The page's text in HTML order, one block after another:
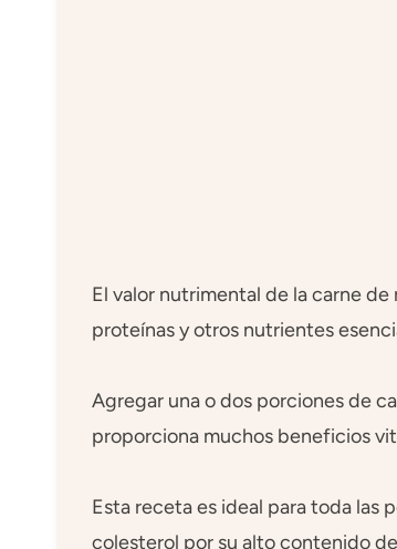
El valor nutrimental de la carne de
proteínas y otros nutrientes
Agregar una o dos porciones de
proporciona muchos beneficios
Esta receta es ideal para toda las
colesterol por su alto contenido